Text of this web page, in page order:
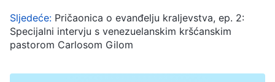
Sljedeće: Pričaonica o evanđelju kraljevstva, ep. 2:
Specijalni intervju s venezuelanskim kršćanskim
pastorom Carlosom Gilom